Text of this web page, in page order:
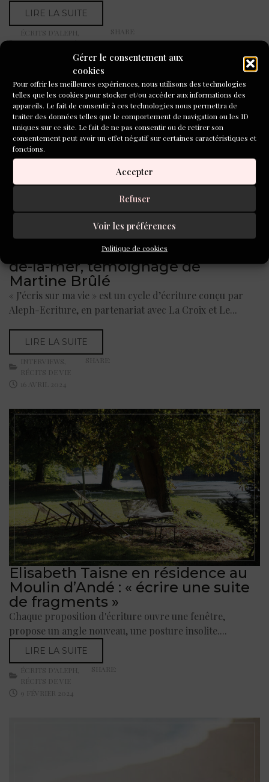
Gérer le consentement aux
cookies
Pour offrir les meilleures expériences, nous utilisons des technologies
telles que les cookies pour stocker et/ou accéder aux informations des
appareils. Le fait de consentir à ces technologies nous permettra de
traiter des données telles que le comportement de navigation ou les ID
uniques sur ce site. Le fait de ne pas consentir ou de retirer son
consentement peut avoir un effet négatif sur certaines caractéristiques et
fonctions.
Accepter
Refuser
Voir les préférences
Politique de cookies
LIRE LA SUITE
ÉCRITS D'ALEPH,
INTERVIEWS,RÉCITS DE
SHARE:
« J’écris sur ma vie » à Saint-Jacut-
de-la-mer, témoignage de
Martine Brûlé
« J’écris sur ma vie » est un cycle d’écriture conçu par
Aleph-Ecriture, en partenariat avec La Croix et Le...
LIRE LA SUITE
INTERVIEWS
RÉCITS DE VIE
16 AVRIL 2024
SHARE:
Elisabeth Taisne en résidence au
Moulin d’Andé : « écrire une suite
de fragments »
Chaque proposition d'écriture ouvre une fenêtre,
propose un angle nouveau, une posture insolite....
LIRE LA SUITE
ÉCRITS D'ALEPH,
RÉCITS DE VIE
9 FÉVRIER 2024
SHARE: